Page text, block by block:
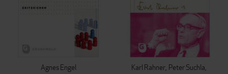
Agnes Engel Karl Rahner Peter Suchla